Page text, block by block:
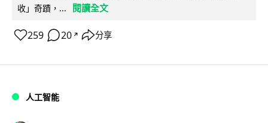
收」奇蹟，...
閱讀全文
259 20 ↗ 分享
人工智能